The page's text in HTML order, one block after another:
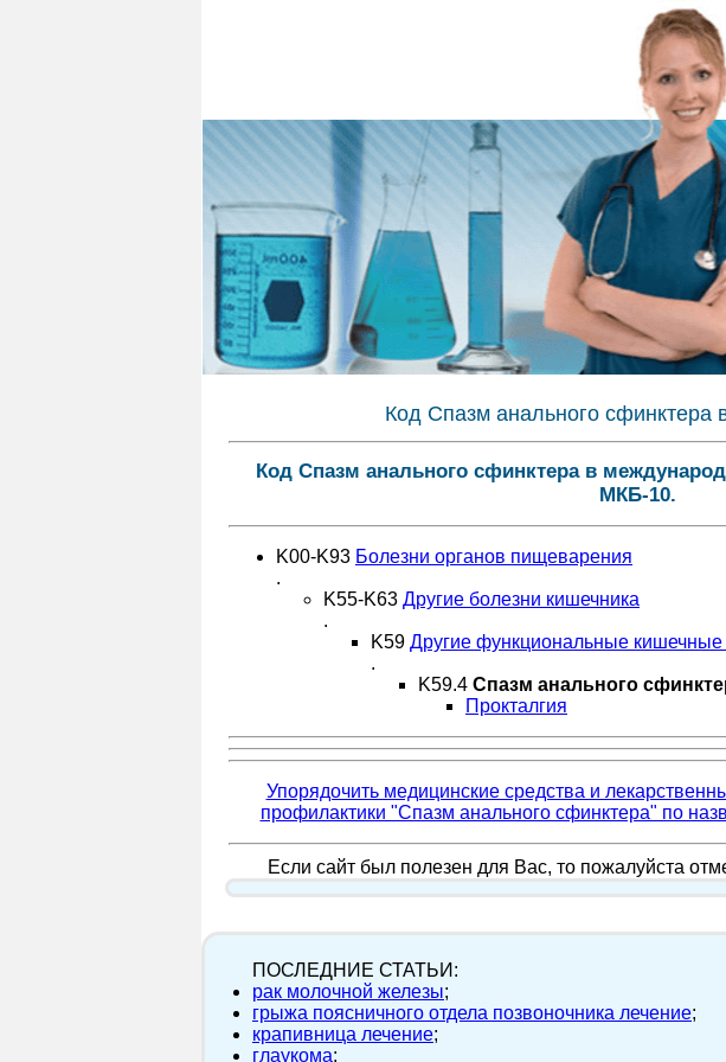
Код Спазм анального сфинктера
Код Спазм анального сфинктера в
МКБ-10.
K00-K93 Болезни органов пищеварения
.
K55-K63 Другие болезни кишечника
.
K59 Другие функциональные
.
K59.4 Спазм анального
Прокталгия
Упорядочить медицинские средства и
профилактики "Спазм анального сфинктера" по
Если сайт был полезен для Вас, то пожалуйста
ПОСЛЕДНИЕ СТАТЬИ:
рак молочной железы;
грыжа поясничного отдела позвоночника лечение;
крапивница лечение;
глаукома;